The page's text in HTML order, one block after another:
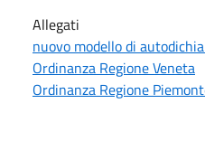
Allegati
nuovo modello di
Ordinanza Regione Veneta
Ordinanza Regione